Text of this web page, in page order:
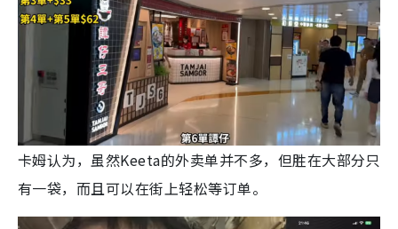
卡姆认为，虽然Keeta的外卖单并不多，但胜在大部分只
有一袋，而且可以在街上轻松等订单。